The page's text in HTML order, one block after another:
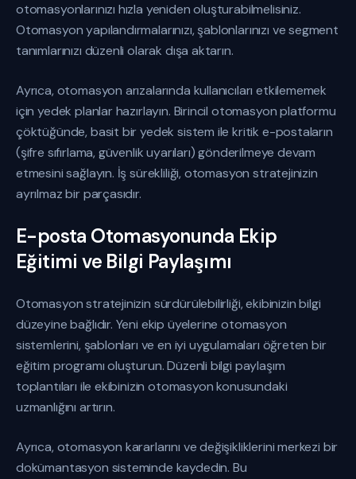
otomasyonlarınızı hızla yeniden oluşturabilmelisiniz.
Otomasyon yapılandırmalarınızı, şablonlarınızı ve segment
tanımlarınızı düzenli olarak dışa aktarın.
Ayrıca, otomasyon arızalarında kullanıcıları etkilememek
için yedek planlar hazırlayın. Birincil otomasyon platformu
çöktüğünde, basit bir yedek sistem ile kritik e-postaların
(şifre sıfırlama, güvenlik uyarıları) gönderilmeye devam
etmesini sağlayın. İş sürekliliği, otomasyon stratejinizin
ayrılmaz bir parçasıdır.
E-posta Otomasyonunda Ekip
Eğitimi ve Bilgi Paylaşımı
Otomasyon stratejinizin sürdürülebilirliği, ekibinizin bilgi
düzeyine bağlıdır. Yeni ekip üyelerine otomasyon
sistemlerini, şablonları ve en iyi uygulamaları öğreten bir
eğitim programı oluşturun. Düzenli bilgi paylaşım
toplantıları ile ekibinizin otomasyon konusundaki
uzmanlığını artırın.
Ayrıca, otomasyon kararlarını ve değişikliklerini merkezi bir
dokümantasyon sisteminde kaydedin. Bu